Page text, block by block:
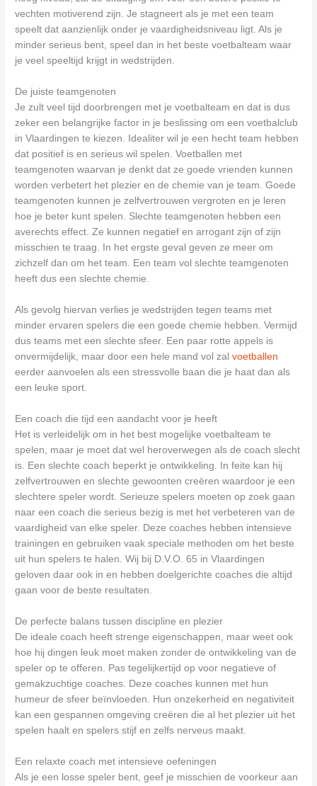
vechten motiverend zijn. Je stagneert als je met een team
speelt dat aanzienlijk onder je vaardigheidsniveau ligt. Als je
minder serieus bent, speel dan in het beste voetbalteam waar
je veel speeltijd krijgt in wedstrijden.
De juiste teamgenoten
Je zult veel tijd doorbrengen met je voetbalteam en dat is dus
zeker een belangrijke factor in je beslissing om een voetbalclub
in Vlaardingen te kiezen. Idealiter wil je een hecht team hebben
dat positief is en serieus wil spelen. Voetballen met
teamgenoten waarvan je denkt dat ze goede vrienden kunnen
worden verbetert het plezier en de chemie van je team. Goede
teamgenoten kunnen je zelfvertrouwen vergroten en je leren
hoe je beter kunt spelen. Slechte teamgenoten hebben een
averechts effect. Ze kunnen negatief en arrogant zijn of zijn
misschien te traag. In het ergste geval geven ze meer om
zichzelf dan om het team. Een team vol slechte teamgenoten
heeft dus een slechte chemie.
Als gevolg hiervan verlies je wedstrijden tegen teams met
minder ervaren spelers die een goede chemie hebben. Vermijd
dus teams met een slechte sfeer. Een paar rotte appels is
onvermijdelijk, maar door een hele mand vol zalvoetballen
eerder aanvoelen als een stressvolle baan die je haat dan als
een leuke sport.
Een coach die tijd een aandacht voor je heeft
Het is verleidelijk om in het best mogelijke voetbalteam te
spelen, maar je moet dat wel heroverwegen als de coach slecht
is. Een slechte coach beperkt je ontwikkeling. In feite kan hij
zelfvertrouwen en slechte gewoonten creëren waardoor je een
slechtere speler wordt. Serieuze spelers moeten op zoek gaan
naar een coach die serieus bezig is met het verbeteren van de
vaardigheid van elke speler. Deze coaches hebben intensieve
trainingen en gebruiken vaak speciale methoden om het beste
uit hun spelers te halen. Wij bij D.V.O. 65 in Vlaardingen
geloven daar ook in en hebben doelgerichte coaches die altijd
gaan voor de beste resultaten.
De perfecte balans tussen discipline en plezier
De ideale coach heeft strenge eigenschappen, maar weet ook
hoe hij dingen leuk moet maken zonder de ontwikkeling van de
speler op te offeren. Pas tegelijkertijd op voor negatieve of
gemakzuchtige coaches. Deze coaches kunnen met hun
humeur de sfeer beïnvloeden. Hun onzekerheid en negativiteit
kan een gespannen omgeving creëren die al het plezier uit het
spelen haalt en spelers stijf en zelfs nerveus maakt.
Een relaxte coach met intensieve oefeningen
Als je een losse speler bent, geef je misschien de voorkeur aan